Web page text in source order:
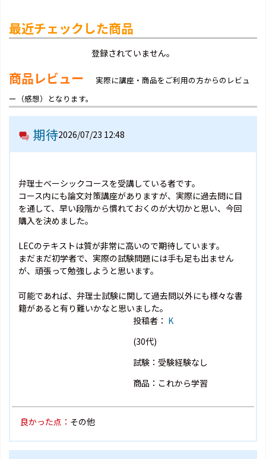
最近チェックした商品
登録されていません。
商品レビュー
実際に講座・商品をご利用の方からのレビュ
ー（感想）となります。
期待2026/07/23 12:48
弁理士ベーシックコースを受講している者です。
コース内にも論文対策講座がありますが、実際に過去問に目
を通して、早い段階から慣れておくのが大切かと思い、今回
購入を決めました。
LECのテキストは質が非常に高いので期待しています。
まだまだ初学者で、実際の試験問題には手も足も出ません
が、頑張って勉強しようと思います。
可能であれば、弁理士試験に関して過去問以外にも様々な書
籍があると有り難いかなと思いました。
投稿者： K
(30代)
試験：受験経験なし
商品：これから学習
良かった点： その他